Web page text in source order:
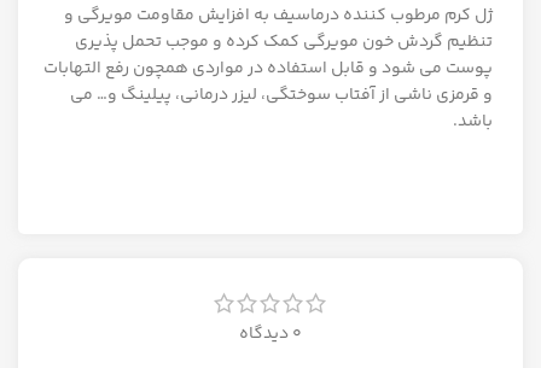
ژل کرم مرطوب کننده درماسیف به افزایش مقاومت مویرگی و
تنظیم گردش خون مویرگی کمک کرده و موجب تحمل پذیری
پوست می شود و قابل استفاده در مواردی همچون رفع التهابات
و قرمزى ناشى از آفتاب سوختگى، لیزر درمانى، پیلینگ و… می
باشد.
0 دیدگاه